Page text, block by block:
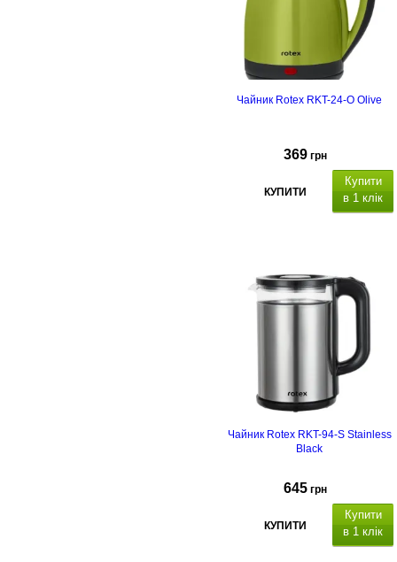
Чайник Rotex RKT-24-O Olive
369 грн
КУПИТИ
Купити
в 1 клік
закипанні, автовідключення при
відсутності води, індикатор
включення, корпус подвійна
Чайник Rotex RKT-94-S Stainless
Black
645 грн
КУПИТИ
Купити
в 1 клік